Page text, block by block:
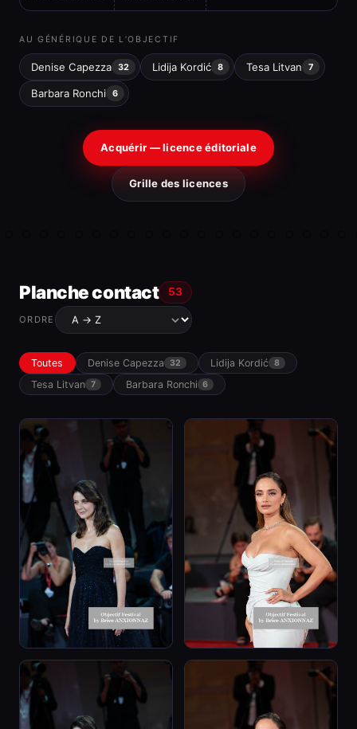
AU GÉNÉRIQUE DE L’OBJECTIF
Denise Capezza 32 Lidija Kordić 8 Tesa Litvan 7
Barbara Ronchi 6
Acquérir — licence éditoriale
Grille des licences
Planche contact 53
ORDRE
Toutes Denise Capezza 32 Lidija Kordić 8
Tesa Litvan 7 Barbara Ronchi 6